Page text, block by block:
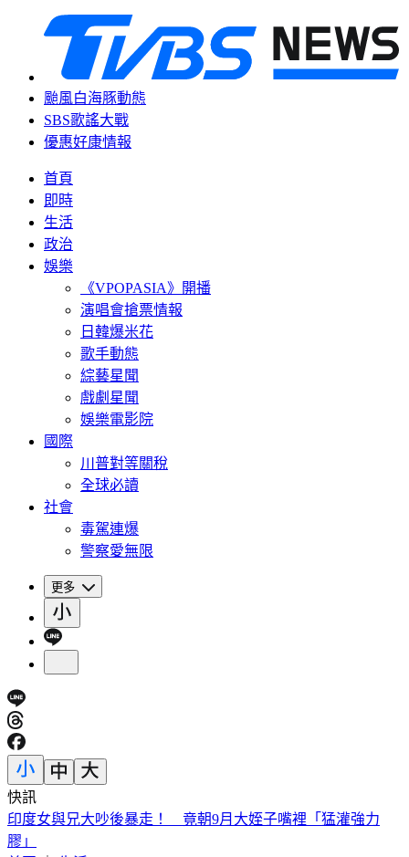
颱風白海豚動態
SBS歌謠大戰
優惠好康情報
首頁
即時
生活
政治
娛樂
《VPOPASIA》開播
演唱會搶票情報
日韓爆米花
歌手動態
綜藝星聞
戲劇星聞
娛樂電影院
國際
川普對等關稅
全球必讀
社會
毒駕連爆
警察愛無限
更多
快訊
別只看台積電！ 外媒點名「2檔AI設備股」快上車
首頁